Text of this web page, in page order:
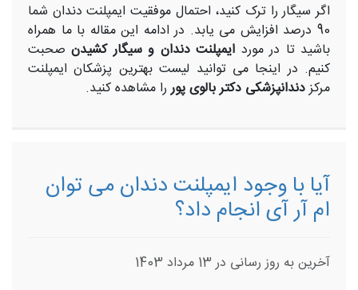
اگر سیگار را ترک کنید، احتمال موفقیت ایمپلنت دندان شما
90 درصد افزایش می یابد. در ادامه این مقاله با ما همراه
باشید تا در مورد ایمپلنت دندان و سیگار کشیدنصحبت
کنیم. در اینجا می توانید لیست بهترین پزشکان ایمپلنت
مرکزدندانپزشکی دکتر بالوی پوررا مشاهده کنید.
آیا با وجود ایمپلنت دندان می توان
ام آر آی انجام داد؟
آخرین به روز رسانی در 13 مرداد 1403